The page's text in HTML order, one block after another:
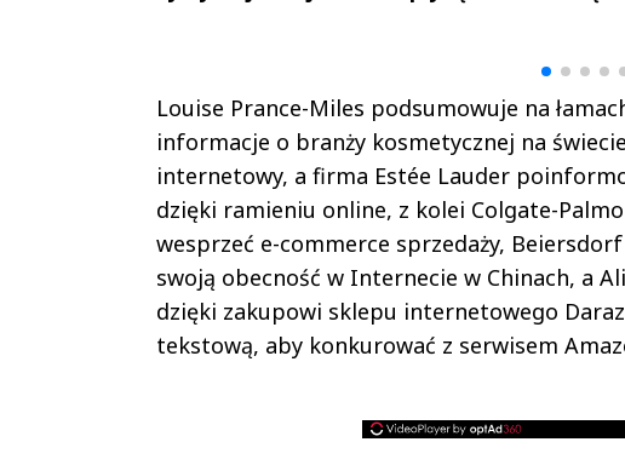
Louise Prance-Miles podsumowuje na
informacje o branży kosmetycznej na
internetowy, a firma Estée Lauder
dzięki ramieniu online, z kolei Colgate-
wesprzeć e-commerce sprzedaży,
swoją obecność w Internecie w Chinach, a
dzięki zakupowi sklepu internetowego
tekstową, aby konkurować z serwisem
Sterniccy